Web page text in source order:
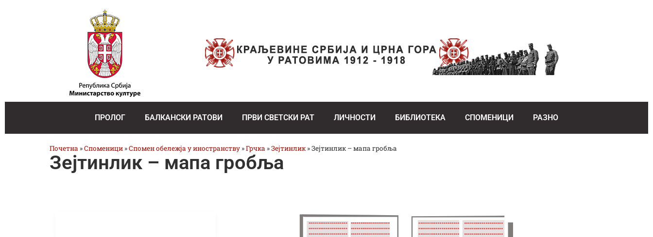
ПРОЛОГ БАЛКАНСКИ РАТОВИ ПРВИ СВЕТСКИ РАТ ЛИЧНОСТИ БИБЛИОТЕКА СПОМЕНИЦИ РАЗНО
Почетна »Споменици »Спомен обележја у иностранству »Грчка »Зејтинлик »Зејтинлик – мапа гробља
Зејтинлик – мапа гробља